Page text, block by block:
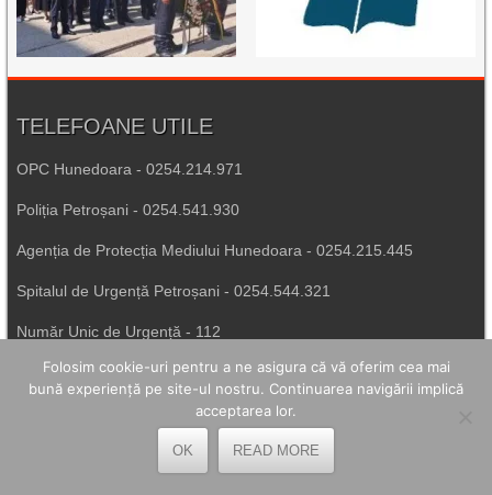
TELEFOANE UTILE
OPC Hunedoara - 0254.214.971
Poliția Petroșani - 0254.541.930
Agenția de Protecția Mediului Hunedoara - 0254.215.445
Spitalul de Urgență Petroșani - 0254.544.321
Număr Unic de Urgență - 112
LEGĂTURI UTILE
Folosim cookie-uri pentru a ne asigura că vă oferim cea mai
bună experiență pe site-ul nostru. Continuarea navigării implică
acceptarea lor.
OK READ MORE